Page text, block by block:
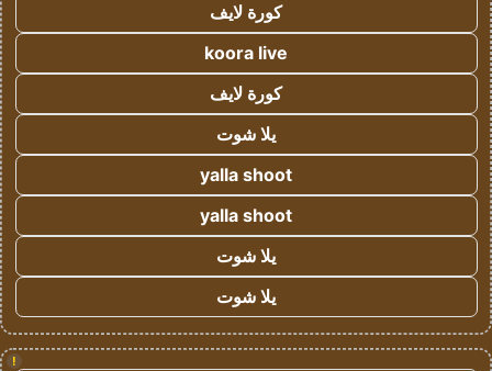
كورة لايف
koora live
كورة لايف
يلا شوت
yalla shoot
yalla shoot
يلا شوت
يلا شوت
!